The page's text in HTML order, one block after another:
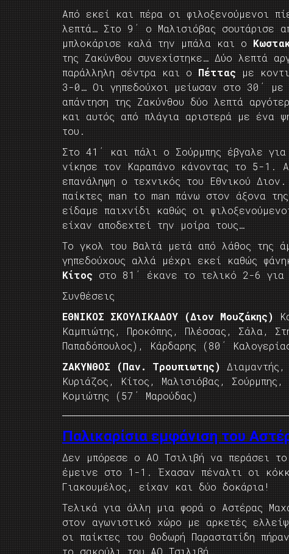
Από εκεί και πέρα οι φιλοξενούμενοι
λεπτά… Στο 9΄ ο Μαλισιόβας σουτάρισε
μπλοκάρισε καλά την μπάλα και ο
της Ζακύνθου συνεχίστηκε… Δύο λεπτά
παράλληλη σέντρα και ο Πέττας με
3-0… Οι γηπεδούχοι μείωσαν στο 30΄ με
απάντηση της Ζακύνθου δύο λεπτά
και αυτός από πλάγια αριστερά με ένα
του.
Στο 41΄ και πάλι ο Σούρμπης έβγαλε
νίκησε τον Καραπάνο κάνοντας το 5-1.
επανάληψη ο τεχνικός του Eθνικού
παίκτες man to man πάνω στον άξονα
είδαμε παιχνίδι καθώς οι
είχαν αποδεχτεί την μοίρα τους…
Το γκολ του Βαλτά μετά από λάθος της
γηπεδούχους αλλά μέχρι εκεί καθώς
Κίτος στο 81΄ έκανε το τελικό 2-6 για
Συνθέσεις
ΕΘΝΙΚΟΣ ΣΚΟΥΛΙΚΑΔΟΥ (Διον Μουζάκης)
Καμπιώτης, Προκόπης, Πλέσσας, Σάλα,
Παπαδόπουλος), Κάρδαρης (80΄
ΖΑΚΥΝΘΟΣ (Παν. Τρουπιωτης)
Κυριάζος, Κίτος, Μαλισιόβας,
Κομιώτης (57΄ Μαρούδας)
Παλικαρίσια εμφάνιση του
Δεν μπόρεσε ο ΑΟ Τσιλιβή να περάσει
έμεινε στο 1-1. Έχασαν πέναλτι οι
Γιακουμέλος, είχαν και δύο δοκάρια!
Τελικά για άλλη μια φορά ο Αστέρας
στον αγωνιστικό χώρο με αρκετές
οι παίκτες του Θοδωρή Παραστατίδη
το σακούλι του ΑΟ Τσιλιβή…